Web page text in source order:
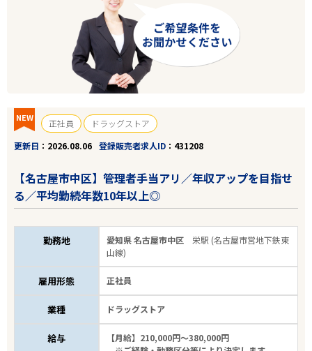
NEW 正社員
ドラッグストア
更新日
2026.08.06 登録販売者求人ID 431208
【名古屋市中区】管理者手当アリ／年収アップを目指せ
る／平均勤続年数10年以上◎
勤務地 愛知県 名古屋市中区 栄駅 (名古屋市営地下鉄東
山線)
雇用形態 正社員
業種 ドラッグストア
給与
【月給】210,000円～380,000円